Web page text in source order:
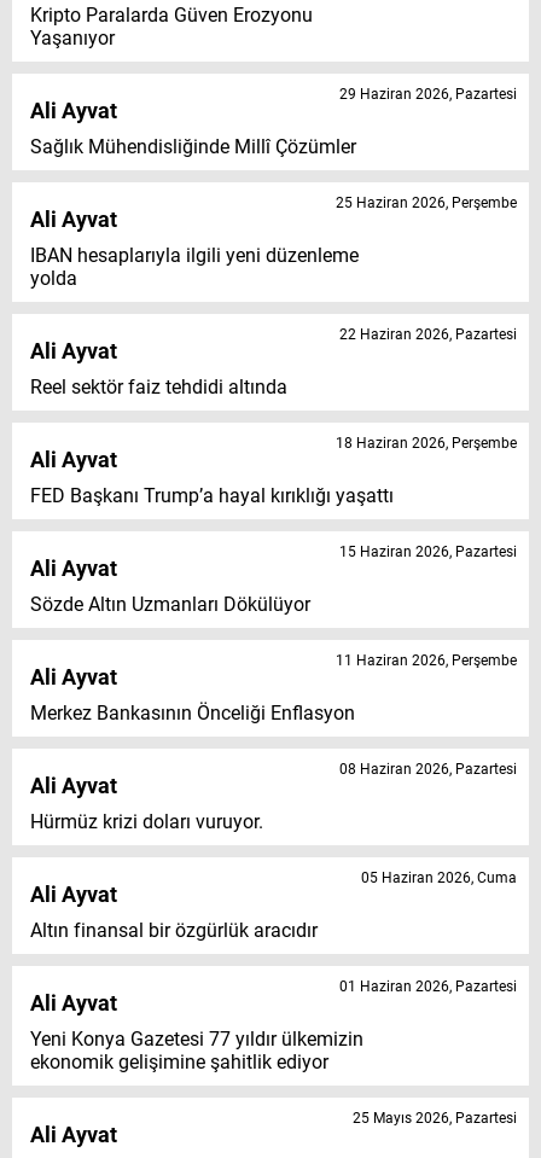
Kripto Paralarda Güven Erozyonu
Yaşanıyor
Ali Ayvat
Sağlık Mühendisliğinde Millî Çözümler
29 Haziran 2026, Pazartesi
Ali Ayvat
IBAN hesaplarıyla ilgili yeni düzenleme
yolda
25 Haziran 2026, Perşembe
Ali Ayvat
Reel sektör faiz tehdidi altında
22 Haziran 2026, Pazartesi
Ali Ayvat
FED Başkanı Trump’a hayal kırıklığı yaşattı
18 Haziran 2026, Perşembe
Ali Ayvat
Sözde Altın Uzmanları Dökülüyor
15 Haziran 2026, Pazartesi
Ali Ayvat
Merkez Bankasının Önceliği Enflasyon
11 Haziran 2026, Perşembe
Ali Ayvat
Hürmüz krizi doları vuruyor.
08 Haziran 2026, Pazartesi
Ali Ayvat
Altın finansal bir özgürlük aracıdır
05 Haziran 2026, Cuma
Ali Ayvat
Yeni Konya Gazetesi 77 yıldır ülkemizin
ekonomik gelişimine şahitlik ediyor
01 Haziran 2026, Pazartesi
Ali Ayvat
25 Mayıs 2026, Pazartesi